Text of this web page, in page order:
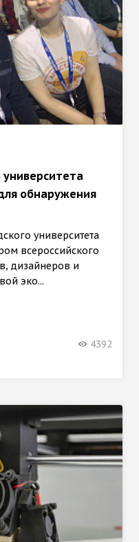
обнаружения
университета
всероссийского
дизайнеров и
эко...
4392